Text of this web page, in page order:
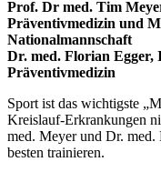
Prof. Dr med. Tim
Präventivmedizin und
Nationalmannschaft
Dr. med. Florian
Präventivmedizin
Sport ist das wichtigste
Kreislauf-Erkrankungen
med. Meyer und Dr.
besten trainieren.